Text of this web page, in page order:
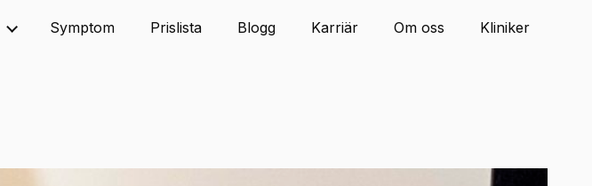
Symptom Prislista Blogg Karriär Om oss Kliniker